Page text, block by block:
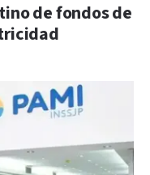
de fondos de